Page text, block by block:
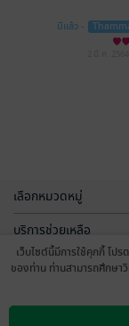
มีแล้ว -
เลือกหมวดหมู่
บริการช่วยเหลือ
เกี่ยวกับเรา
เว็บไซต์นี้มีการใช้คุกกี้ โป
ของท่าน ท่านสามารถศึกษ